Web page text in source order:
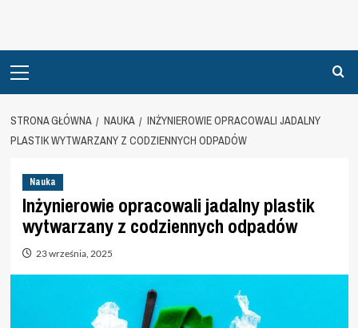
Menu
STRONA GŁÓWNA NAUKA
INŻYNIEROWIE OPRACOWALI JADALNY
PLASTIK WYTWARZANY Z CODZIENNYCH ODPADÓW
Nauka
Inżynierowie opracowali jadalny plastik
wytwarzany z codziennych odpadów
23 września, 2025